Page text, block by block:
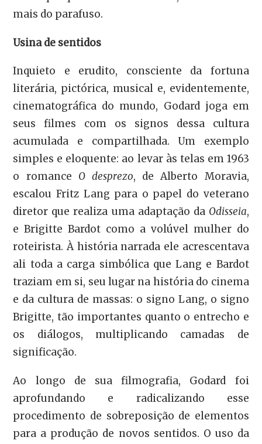
mais do parafuso.
Usina de sentidos
Inquieto e erudito, consciente da fortuna
literária, pictórica, musical e, evidentemente,
cinematográfica do mundo, Godard joga em
seus filmes com os signos dessa cultura
acumulada e compartilhada. Um exemplo
simples e eloquente: ao levar às telas em 1963
o romance O desprezo, de Alberto Moravia,
escalou Fritz Lang para o papel do veterano
diretor que realiza uma adaptação da Odisseia,
e Brigitte Bardot como a volúvel mulher do
roteirista. À história narrada ele acrescentava
ali toda a carga simbólica que Lang e Bardot
traziam em si, seu lugar na história do cinema
e da cultura de massas: o signo Lang, o signo
Brigitte, tão importantes quanto o entrecho e
os diálogos, multiplicando camadas de
significação.
Ao longo de sua filmografia, Godard foi
aprofundando e radicalizando esse
procedimento de sobreposição de elementos
para a produção de novos sentidos. O uso da